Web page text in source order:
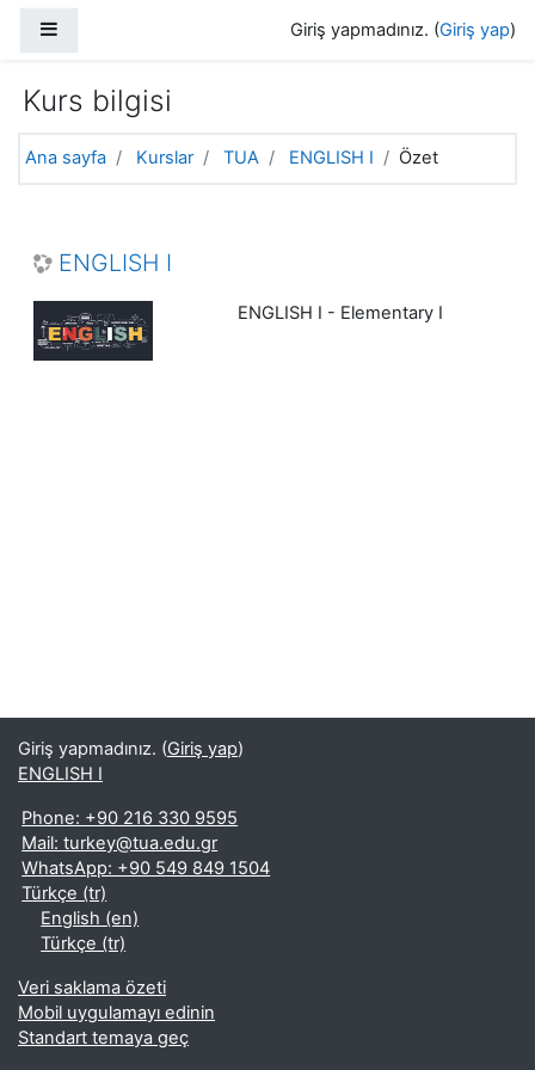
Giriş yapmadınız. (Giriş yap)
Kurs bilgisi
Ana sayfa Kurslar TUA ENGLISH I Özet
ENGLISH I
ENGLISH I - Elementary I
Giriş yapmadınız. (Giriş yap)
ENGLISH I
Phone: +90 216 330 9595
Mail: turkey@tua.edu.gr
WhatsApp: +90 549 849 1504
Türkçe ‎(tr)‎
English ‎(en)‎
Türkçe ‎(tr)‎
Veri saklama özeti
Mobil uygulamayı edinin
Standart temaya geç